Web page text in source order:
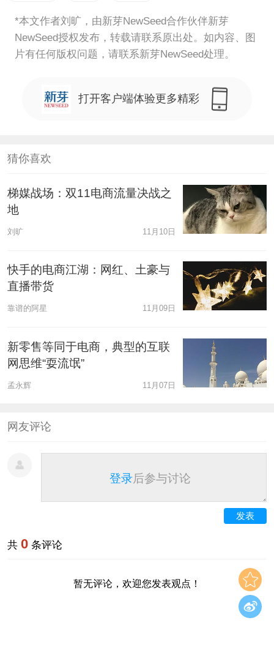
*本文作者刘旷，由新芽NewSeed合作伙伴新芽
NewSeed授权发布，转载请联系原出处。如内容、图
片有任何版权问题，请联系新芽NewSeed处理。
打开客户端体验更多精彩
猜你喜欢
梯媒战场：双11电商流量决战之
地
刘旷 11月10日
快手的电商江湖：网红、土豪与
直播带货
靠谱的阿星 11月09日
新零售等同于电商，典型的互联
网思维“耍流氓”
孟永辉 11月07日
网友评论
登录后参与讨论
发表
共 0 条评论
暂无评论，欢迎您发表观点！